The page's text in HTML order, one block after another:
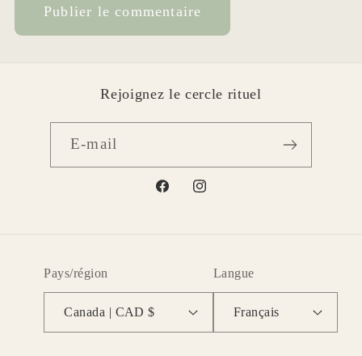
Rejoignez le cercle rituel
E-mail
FacebookInstagram
Pays/région
Canada | CAD $
Langue
Français